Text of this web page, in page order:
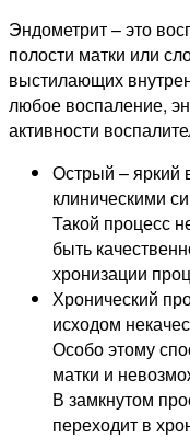
Эндометрит – это
полости матки или
выстилающих
любое воспаление,
активности
Острый – яркий
клиническими
Такой процесс
быть
хронизации
Хронический
исходом
Особо этому
матки и
В замкнутом
переходит в